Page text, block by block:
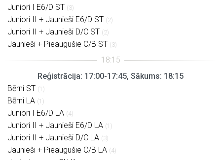
Juniori I E6/D ST (3)
Juniori II + Jaunieši E6/D ST (2)
Juniori II + Jaunieši D/C ST (2)
Jaunieši + Pieaugušie C/B ST (3)
Reģistrācija: 17:00-17:45, Sākums: 18:15
Bērni ST (1)
Bērni LA (1)
Juniori I E6/D LA (4)
Juniori II + Jaunieši E6/D LA (1)
Juniori II + Jaunieši D/C LA (3)
Jaunieši + Pieaugušie C/B LA (4)